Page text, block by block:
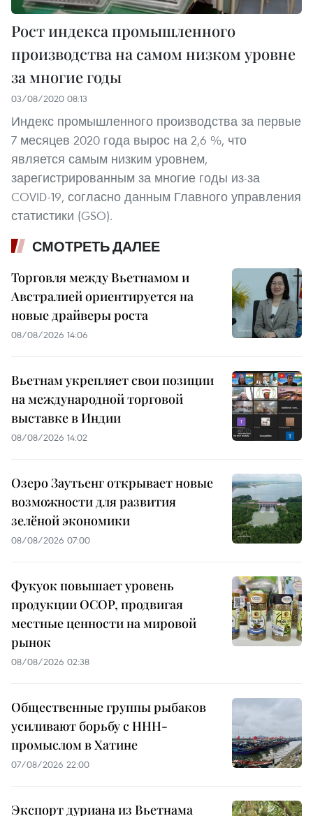
Рост индекса промышленного
производства на самом низком уровне
за многие годы
03/08/2020 08:13
Индекс промышленного производства за первые
7 месяцев 2020 года вырос на 2,6 %, что
является самым низким уровнем,
зарегистрированным за многие годы из-за
COVID-19, согласно данным Главного управления
статистики (GSO).
СМОТРЕТЬ ДАЛЕЕ
Торговля между Вьетнамом и
Австралией ориентируется на
новые драйверы роста
08/08/2026 14:06
Вьетнам укрепляет свои позиции
на международной торговой
выставке в Индии
08/08/2026 14:02
Озеро Заутьенг открывает новые
возможности для развития
зелёной экономики
08/08/2026 07:00
Фукуок повышает уровень
продукции OCOP, продвигая
местные ценности на мировой
рынок
08/08/2026 02:38
Общественные группы рыбаков
усиливают борьбу с ННН-
промыслом в Хатине
07/08/2026 22:00
Экспорт дуриана из Вьетнама